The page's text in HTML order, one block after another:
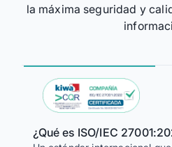
la máxima seguridad y
¿Qué es ISO/IEC